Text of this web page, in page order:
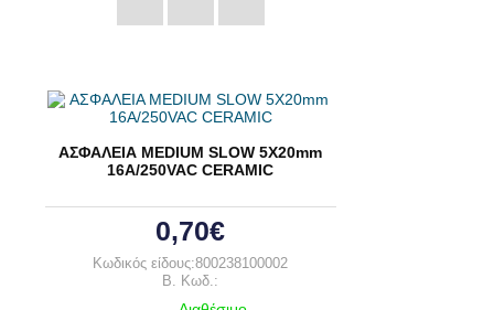
ΑΣΦΑΛΕΙΑ MEDIUM SLOW 5X20mm
16A/250VAC CERAMIC
0,70€
Κωδικός είδους:800238100002
B. Κωδ.: